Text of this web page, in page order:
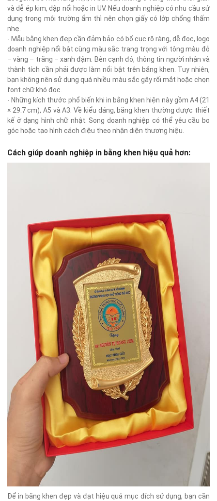
và dễ ép kim, dập nổi hoặc in UV. Nếu doanh nghiệp có nhu cầu sử
dụng trong môi trường ẩm thì nên chọn giấy có lớp chống thấm
nhẹ.
- Mẫu bằng khen đẹp cần đảm bảo có bố cục rõ ràng, dễ đọc, logo
doanh nghiệp nổi bật cùng màu sắc trang trọng với tông màu đỏ
– vàng – trắng – xanh đậm. Bên cạnh đó, thông tin người nhận và
thành tích cần phải được làm nổi bật trên bắng khen. Tuy nhiên,
bạn không nên sử dụng quá nhiều màu sắc gây rối mắt hoặc chọn
font chữ khó đọc.
- Những kích thước phổ biến khi in bằng khen hiện này gồm A4 (21
× 29.7 cm), A5 và A3. Về kiểu dáng, bằng khen thường được thiết
kế ở dạng hình chữ nhật. Song doanh nghiệp có thể yêu cầu bo
góc hoặc tạo hình cách điệu theo nhận diện thương hiệu.
Cách giúp doanh nghiệp in bằng khen hiệu quả hơn:
Để in bằng khen đẹp và đạt hiệu quả mục đích sử dụng, bạn cần